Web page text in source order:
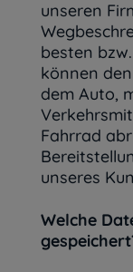
unseren
besten
können
dem Auto,
Fahrrad
unseres
Welche